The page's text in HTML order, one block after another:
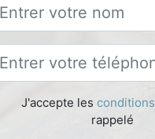
J'accepte les conditions
rappelé